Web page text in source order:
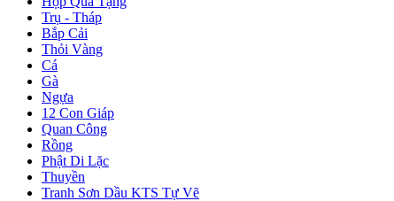
Trụ - Tháp
Bắp Cải
Thỏi Vàng
Cá
Gà
Ngựa
12 Con Giáp
Quan Công
Rồng
Phật Di Lặc
Thuyền
Tranh Sơn Dầu KTS Tự Vẽ